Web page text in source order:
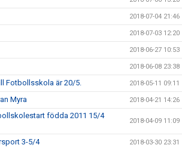
2018-07-04 21:46
2018-07-03 12:20
2018-06-27 10:53
2018-06-08 23:38
Fotbollsskola är 20/5. 2018-05-11 09:11
Myra 2018-04-21 14:26
födda 2011 15/4
2018-04-09 11:09
3-5/4 2018-03-30 23:31